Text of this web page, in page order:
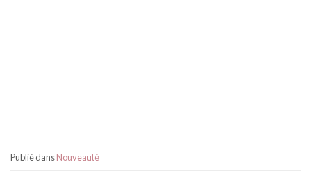
Publié dansNouveauté